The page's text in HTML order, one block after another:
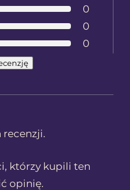
0
0
0
recenzji.
którzy kupili ten
opinię.